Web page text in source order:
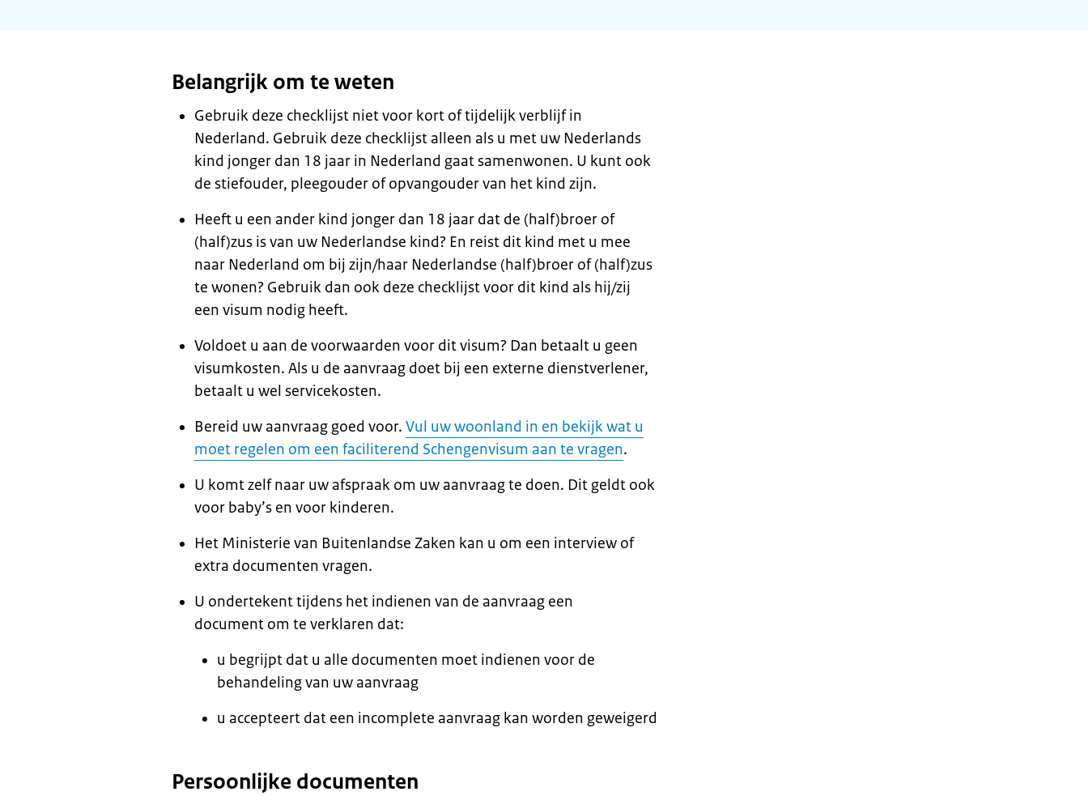
Belangrijk om te weten
Gebruik deze checklijst niet voor kort of tijdelijk verblijf in
Nederland. Gebruik deze checklijst alleen als u met uw Nederlands
kind jonger dan 18 jaar in Nederland gaat samenwonen. U kunt ook
de stiefouder, pleegouder of opvangouder van het kind zijn.
Heeft u een ander kind jonger dan 18 jaar dat de (half)broer of
(half)zus is van uw Nederlandse kind? En reist dit kind met u mee
naar Nederland om bij zijn/haar Nederlandse (half)broer of (half)zus
te wonen? Gebruik dan ook deze checklijst voor dit kind als hij/zij
een visum nodig heeft.
Voldoet u aan de voorwaarden voor dit visum? Dan betaalt u geen
visumkosten. Als u de aanvraag doet bij een externe dienstverlener,
betaalt u wel servicekosten.
Bereid uw aanvraag goed voor. Vul uw woonland in en bekijk wat u
moet regelen om een faciliterend Schengenvisum aan te vragen.
U komt zelf naar uw afspraak om uw aanvraag te doen. Dit geldt ook
voor baby’s en voor kinderen.
Het Ministerie van Buitenlandse Zaken kan u om een interview of
extra documenten vragen.
U ondertekent tijdens het indienen van de aanvraag een
document om te verklaren dat:
u begrijpt dat u alle documenten moet indienen voor de
behandeling van uw aanvraag
u accepteert dat een incomplete aanvraag kan worden geweigerd
Persoonlijke documenten